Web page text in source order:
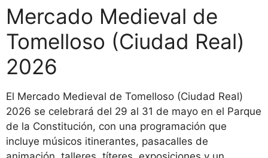
Mercado Medieval de
Tomelloso (Ciudad Real)
2026
El Mercado Medieval de Tomelloso (Ciudad Real)
2026 se celebrará del 29 al 31 de mayo en el Parque
de la Constitución, con una programación que
incluye músicos itinerantes, pasacalles de